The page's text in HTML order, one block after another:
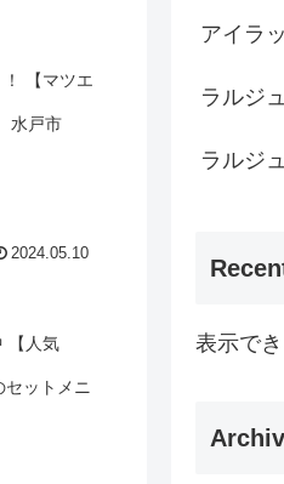
【マツエ
水戸市
2024.05.10
【人気
ットメニ
アイラ
ラルジ
ラルジ
表示で